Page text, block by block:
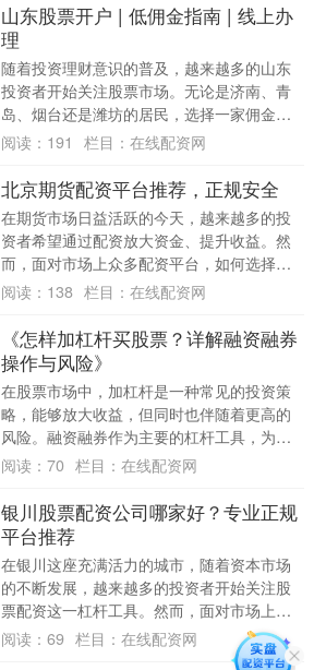
山东股票开户 | 低佣金指南 | 线上办
理
随着投资理财意识的普及，越来越多的山东
投资者开始关注股票市场。无论是济南、青
岛、烟台还是潍坊的居民，选择一家佣金
低、服务好的券商，是开启投资之路的关键
阅读： 191 栏目： 在线配资网
北京期货配资平台推荐，正规安全
在期货市场日益活跃的今天，越来越多的投
资者希望通过配资放大资金、提升收益。然
而，面对市场上众多配资平台，如何选择一
家正规、安全、可靠的平台，成为每位投资
阅读： 138 栏目： 在线配资网
《怎样加杠杆买股票？详解融资融券
操作与风险》
在股票市场中，加杠杆是一种常见的投资策
略，能够放大收益，但同时也伴随着更高的
风险。融资融券作为主要的杠杆工具，为投
资者提供了借入资金或证券进行交易的机
阅读： 70 栏目： 在线配资网
银川股票配资公司哪家好？专业正规
平台推荐
在银川这座充满活力的城市，随着资本市场
的不断发展，越来越多的投资者开始关注股
票配资这一杠杆工具。然而，面对市场上众
多的配资公司，许多投资者不禁困惑：**银川
阅读： 69 栏目： 在线配资网